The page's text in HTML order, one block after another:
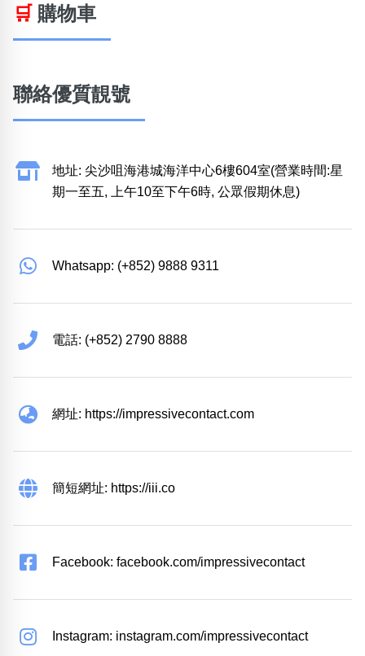
🛒 購物車
聯絡優質靚號
地址: 尖沙咀海港城海洋中心6樓604室(營業時間:星
期一至五, 上午10至下午6時, 公眾假期休息)
Whatsapp: (+852) 9888 9311
電話: (+852) 2790 8888
網址: https://impressivecontact.com
簡短網址: https://iii.co
Facebook: facebook.com/impressivecontact
Instagram: instagram.com/impressivecontact